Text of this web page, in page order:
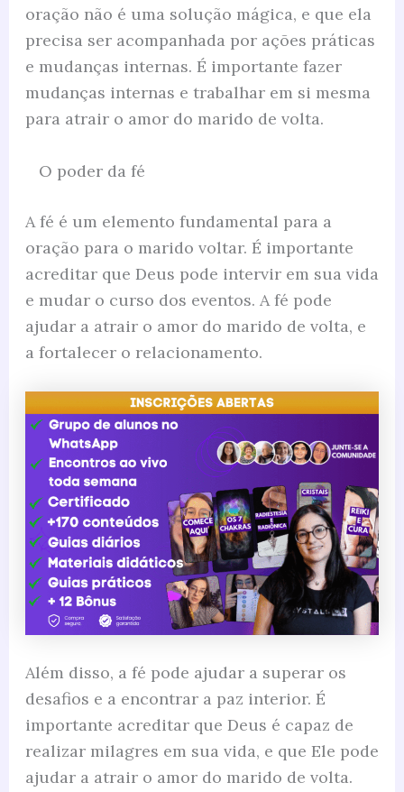
oração não é uma solução mágica, e que ela
precisa ser acompanhada por ações práticas
e mudanças internas. É importante fazer
mudanças internas e trabalhar em si mesma
para atrair o amor do marido de volta.
O poder da fé
A fé é um elemento fundamental para a
oração para o marido voltar. É importante
acreditar que Deus pode intervir em sua vida
e mudar o curso dos eventos. A fé pode
ajudar a atrair o amor do marido de volta, e
a fortalecer o relacionamento.
Além disso, a fé pode ajudar a superar os
desafios e a encontrar a paz interior. É
importante acreditar que Deus é capaz de
realizar milagres em sua vida, e que Ele pode
ajudar a atrair o amor do marido de volta.